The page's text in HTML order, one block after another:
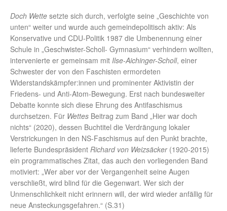
Doch Wette setzte sich durch, verfolgte seine „Geschichte von
unten“ weiter und wurde auch gemeindepolitisch aktiv: Als
Konservative und CDU-Politik 1987 die Umbenennung einer
Schule in „Geschwister-Scholl- Gymnasium“ verhindern wollten,
intervenierte er gemeinsam mit Ilse-Aichinger-Scholl, einer
Schwester der von den Faschisten ermordeten
Widerstandskämpfer:innen und prominenter Aktivistin der
Friedens- und Anti-Atom-Bewegung. Erst nach bundesweiter
Debatte konnte sich diese Ehrung des Antifaschismus
durchsetzen. Für Wettes Beitrag zum Band „Hier war doch
nichts“ (2020), dessen Buchtitel die Verdrängung lokaler
Verstrickungen in den NS-Faschismus auf den Punkt brachte,
lieferte Bundespräsident Richard von Weizsäcker(1920-2015)
ein programmatisches Zitat, das auch den vorliegenden Band
motiviert: „Wer aber vor der Vergangenheit seine Augen
verschließt, wird blind für die Gegenwart. Wer sich der
Unmenschlichkeit nicht erinnern will, der wird wieder anfällig für
neue Ansteckungsgefahren.“ (S.31)